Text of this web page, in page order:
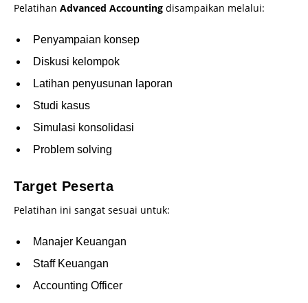
Pelatihan Advanced Accounting disampaikan melalui:
Penyampaian konsep
Diskusi kelompok
Latihan penyusunan laporan
Studi kasus
Simulasi konsolidasi
Problem solving
Target Peserta
Pelatihan ini sangat sesuai untuk:
Manajer Keuangan
Staff Keuangan
Accounting Officer